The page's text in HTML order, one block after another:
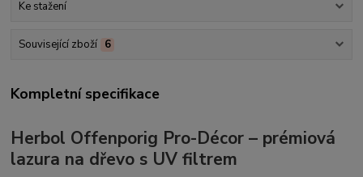
Ke stažení
Související zboží 6
Kompletní specifikace
Herbol Offenporig Pro-Décor – prémiová
lazura na dřevo s UV filtrem